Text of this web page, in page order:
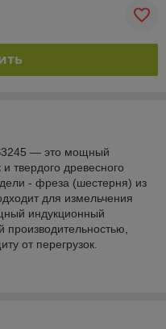
— это мощный
твердого древесного
- фреза (шестерня) из
для измельчения
индукционный
производительностью,
от перегрузок.